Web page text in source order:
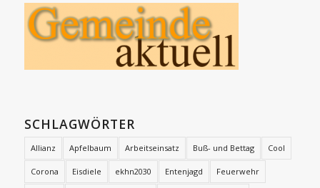
SCHLAGWÖRTER
Allianz Apfelbaum Arbeitseinsatz Buß- und Bettag Cool
Corona Eisdiele ekhn2030 Entenjagd Feuerwehr